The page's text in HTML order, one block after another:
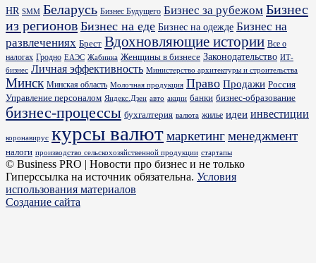
HR SMM Беларусь Бизнес Будущего Бизнес за рубежом Бизнес
из регионов Бизнес на еде Бизнес на одежде Бизнес на
развлечениях Брест Вдохновляющие истории Все о
налогах Гродно ЕАЭС Жабинка Женщины в бизнесе Законодательство ИТ-
бизнес Личная эффективность Министерство архитектуры и строительства
Минск Минская область Молочная продукция Право Продажи Россия
Управление персоналом Яндекс.Дзен авто акции банки бизнес-образование
бизнес-процессы бухгалтерия валюта жилье идеи инвестиции
коронавирус курсы валютмаркетингменеджмент
налоги производство сельскохозяйственной продукции стартапы
© Business PRO | Новости про бизнес и не только
Гиперссылка на источник обязательна. Условия
использования материалов
Создание сайта